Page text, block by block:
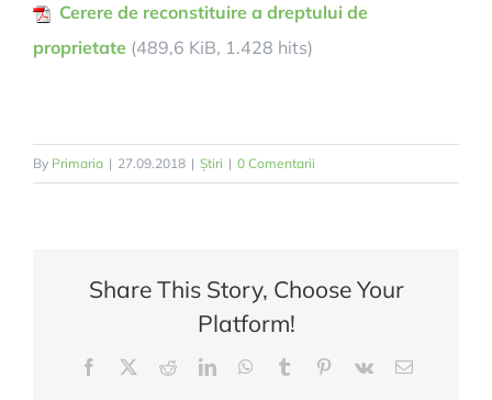
Cerere de reconstituire a dreptului de
proprietate (489,6 KiB, 1.428 hits)
By Primaria | 27.09.2018 | Știri | 0 Comentarii
Share This Story, Choose Your
Platform!
Facebook
TwitterRedditLinkedInWhatsApp
Tumblr Pinterest
Vk
E-